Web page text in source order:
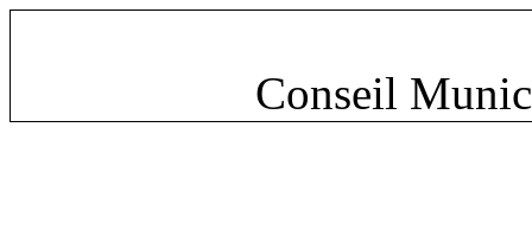
Conseil